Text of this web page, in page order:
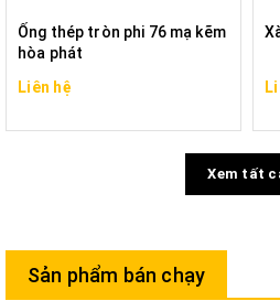
Ống thép tròn phi 76 mạ kẽm
hòa phát
Liên hệ
Xem tất
Sản phẩm bán chạy